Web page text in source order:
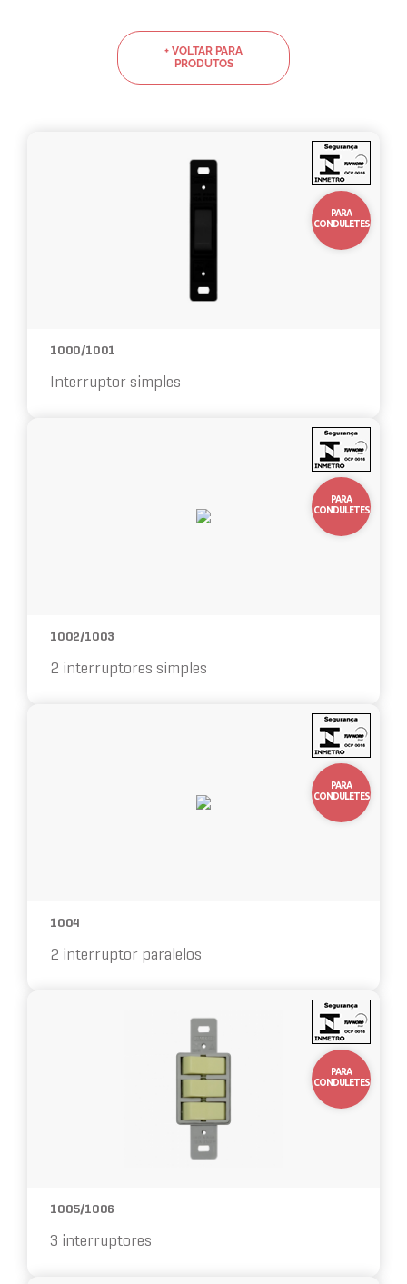
+ VOLTAR PARA
PRODUTOS
PARA
CONDULETES
1000/1001
Interruptor simples
PARA
CONDULETES
1002/1003
2 interruptores simples
PARA
CONDULETES
1004
2 interruptor paralelos
PARA
CONDULETES
1005/1006
3 interruptores